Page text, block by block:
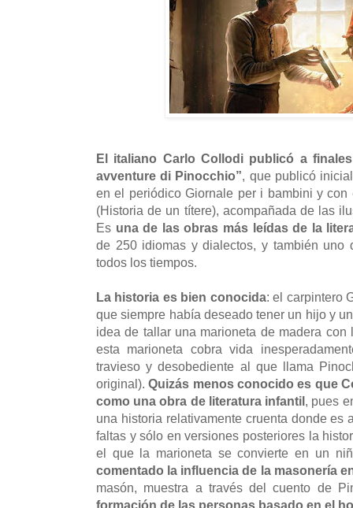
El italiano Carlo Collodi publicó a
avventure di Pinocchio”, que publicó
en el periódico Giornale per i bambini y con
(Historia de un títere), acompañada de las
Es una de las obras más leídas de la
de 250 idiomas y dialectos, y también uno
todos los tiempos.
La historia es bien conocida: el carpintero
que siempre había deseado tener un hijo y
idea de tallar una marioneta de madera
esta marioneta cobra vida
travieso y desobediente al que llama
original).Quizás menos conocido es que
como una obra de literatura infantil, pues
una historia relativamente cruenta donde es
faltas y sólo en versiones posteriores la
el que la marioneta se convierte en un
comentado la influencia de la masonería
masón, muestra a través del cuento de
formación de las personas basado en el